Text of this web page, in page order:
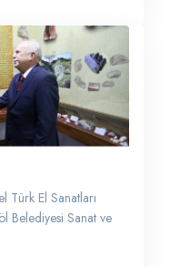
Türk El Sanatları
Belediyesi Sanat ve